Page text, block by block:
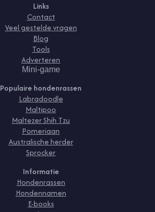
Links
Contact
Veel gestelde vragen
Blog
Tools
Adverteren
Mini-game
Populaire hondenrassen
Labradoodle
Maltipoo
Maltezer Shih Tzu
Pomeriaan
Australische herder
Sprocker
Informatie
Hondenrassen
Hondennamen
E-books